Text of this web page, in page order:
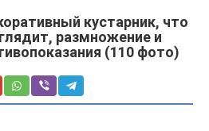
кустарник, что
размножение и
(110 фото)